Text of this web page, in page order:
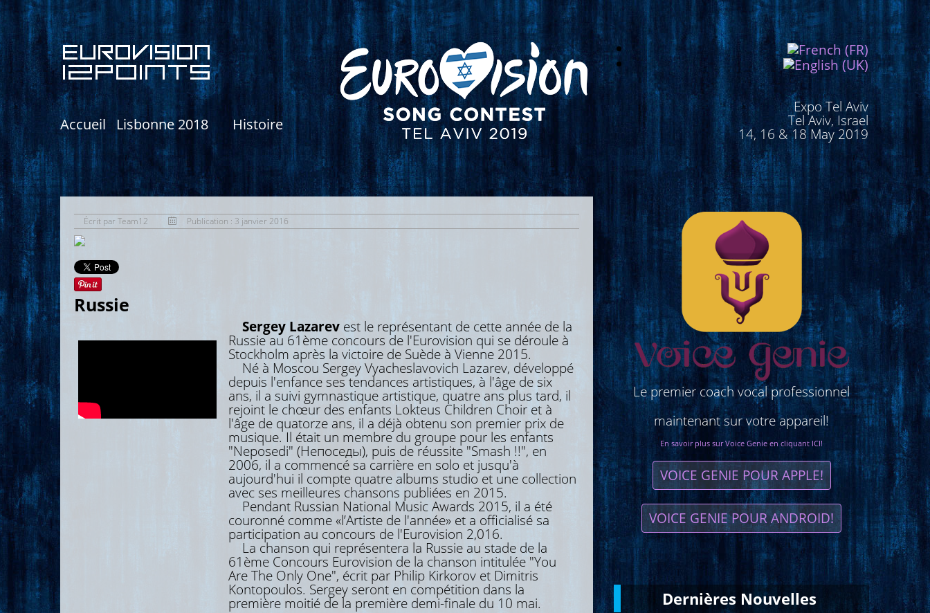
Expo Tel Aviv
Tel Aviv, Israel
14, 16 & 18 May 2019
Accueil Lisbonne 2018 Histoire
Écrit par Team12 Publication : 3 janvier 2016
Russie
Sergey Lazarev est le représentant de cette année de la
Russie au 61ème concours de l'Eurovision qui se déroule à
Stockholm après la victoire de Suède à Vienne 2015.
Né à Moscou Sergey Vyacheslavovich Lazarev, développé
depuis l'enfance ses tendances artistiques, à l'âge de six
ans, il a suivi gymnastique artistique, quatre ans plus tard, il
rejoint le chœur des enfants Lokteus Children Choir et à
l'âge de quatorze ans, il a déjà obtenu son premier prix de
musique. Il était un membre du groupe pour les enfants
"Neposedi" (Непоседы), puis de réussite "Smash !!", en
2006, il a commencé sa carrière en solo et jusqu'à
aujourd'hui il compte quatre albums studio et une collection
avec ses meilleures chansons publiées en 2015.
Pendant Russian National Music Awards 2015, il a été
couronné comme «l’Artiste de l'année» et a officialisé sa
participation au concours de l'Eurovision 2,016.
La chanson qui représentera la Russie au stade de la
61ème Concours Eurovision de la chanson intitulée "You
Are The Only One", écrit par Philip Kirkorov et Dimitris
Kontopoulos. Sergey seront en compétition dans la
première moitié de la première demi-finale du 10 mai.
Le premier coach vocal professionnel
maintenant sur votre appareil!
En savoir plus sur Voice Genie en cliquant ICI!
VOICE GENIE POUR APPLE!
VOICE GENIE POUR ANDROID!
Dernières Νouvelles